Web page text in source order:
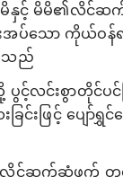
မိနှင့် မိမိ၏လိင်ဆ
းအပ်သော ကိုယ်ဝ
သည်
င့်လင်းစွာတိုင်ပင်ခ
းခြင်းဖြင့် ပျေ
လိင်ဆက်ဆံဖက် တစ်